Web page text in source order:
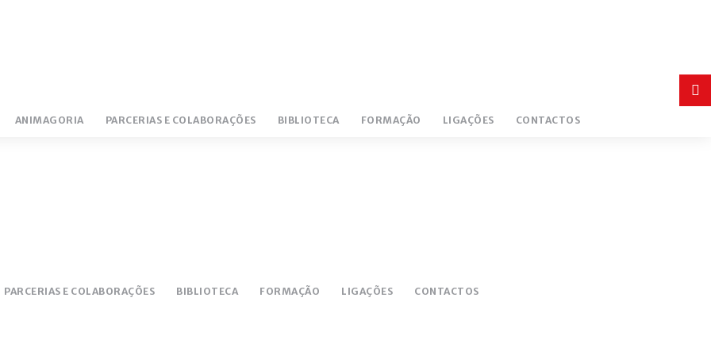
ANIMAGORIA PARCERIAS E COLABORAÇÕES BIBLIOTECA FORMAÇÃO LIGAÇÕES CONTACTOS
PARCERIAS E COLABORAÇÕES BIBLIOTECA FORMAÇÃO LIGAÇÕES CONTACTOS
or